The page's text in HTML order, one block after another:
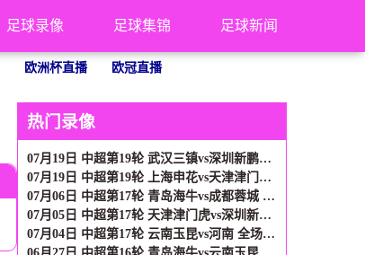
足球录像 足球集锦 足球新闻
欧洲杯直播 欧冠直播
热门录像
07月19日 中超第19轮 武汉三镇vs深圳新鹏城 全场录像
07月19日 中超第19轮 上海申花vs天津津门虎 全场录像
07月06日 中超第17轮 青岛海牛vs成都蓉城 全场录像
07月05日 中超第17轮 天津津门虎vs深圳新鹏城 全场录像
07月04日 中超第17轮 云南玉昆vs河南 全场录像